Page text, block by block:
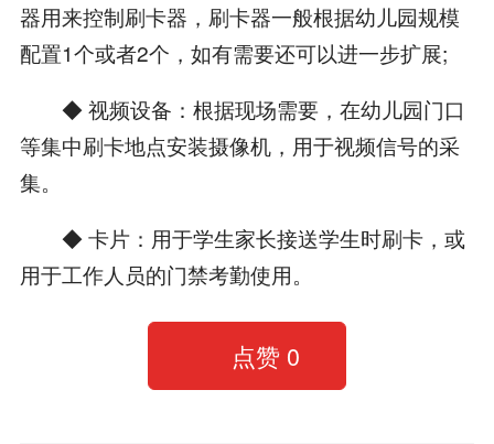
器用来控制刷卡器，刷卡器一般根据幼儿园规模
配置1个或者2个，如有需要还可以进一步扩展;
◆ 视频设备：根据现场需要，在幼儿园门口
等集中刷卡地点安装摄像机，用于视频信号的采
集。
◆ 卡片：用于学生家长接送学生时刷卡，或
用于工作人员的门禁考勤使用。
点赞 0